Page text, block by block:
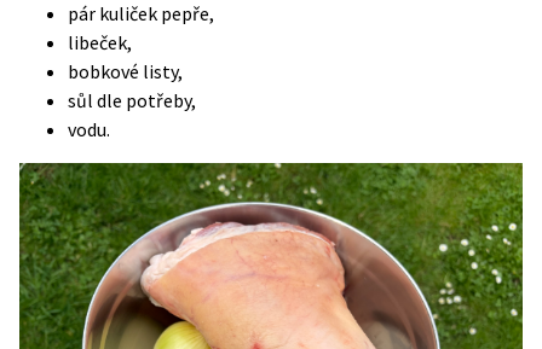
pár kuliček pepře,
libeček,
bobkové listy,
sůl dle potřeby,
vodu.